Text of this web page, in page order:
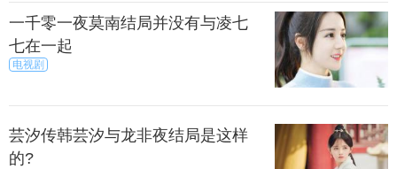
来源：尚之潮 秀目网 / 探索 /文化
一千零一夜莫南结局并没有与凌七
七在一起
电视剧
芸汐传韩芸汐与龙非夜结局是这样
的?